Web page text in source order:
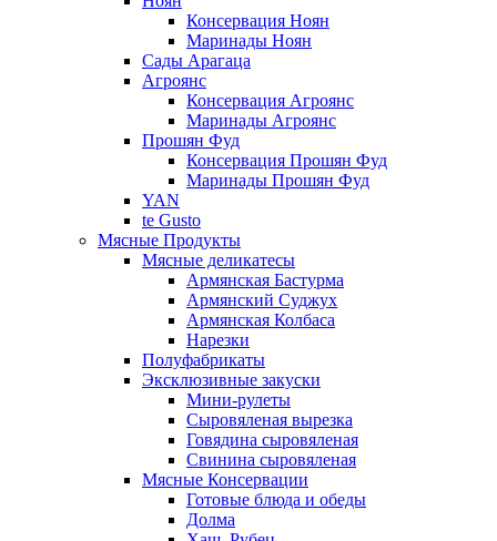
Консервация Ноян
Маринады Ноян
Сады Арагаца
Агроянс
Консервация Агроянс
Маринады Агроянс
Прошян Фуд
Консервация Прошян Фуд
Маринады Прошян Фуд
YAN
te Gusto
Мясные Продукты
Мясные деликатесы
Армянская Бастурма
Армянский Суджух
Армянская Колбаса
Нарезки
Полуфабрикаты
Эксклюзивные закуски
Мини-рулеты
Сыровяленая вырезка
Говядина сыровяленая
Свинина сыровяленая
Мясные Консервации
Готовые блюда и обеды
Долма